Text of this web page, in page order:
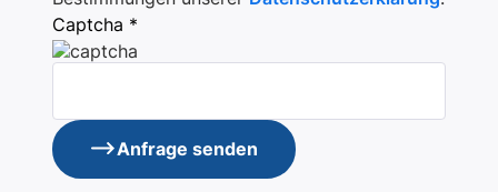
Captcha *
Anfrage senden